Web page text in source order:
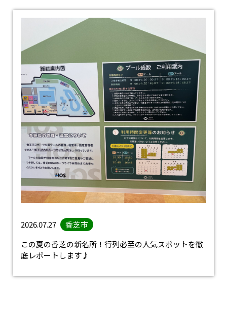
2026.07.27
香芝市
この夏の香芝の新名所！行列必至の人気スポットを徹
底レポートします♪